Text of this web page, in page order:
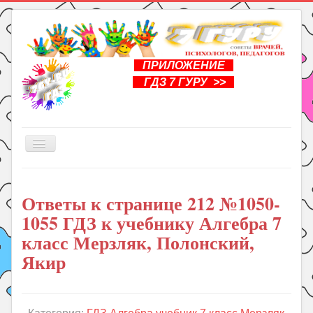
ПРИЛОЖЕНИЕ
ГДЗ 7 ГУРУ >>
Включить/
Книги
Рукоделие
Подготовка к школе
Уроки
Ответы к странице 212 №1050-
1055 ГДЗ к учебнику Алгебра 7
класс Мерзляк, Полонский,
Якир